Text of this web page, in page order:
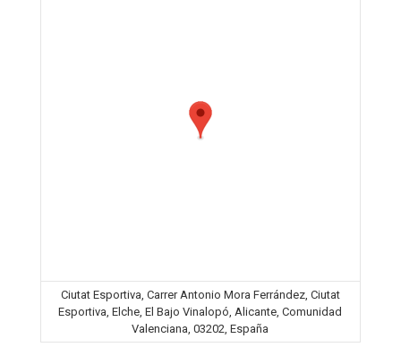
Ciutat Esportiva, Carrer Antonio Mora Ferrández, Ciutat
Esportiva, Elche, El Bajo Vinalopó, Alicante, Comunidad
Valenciana, 03202, España